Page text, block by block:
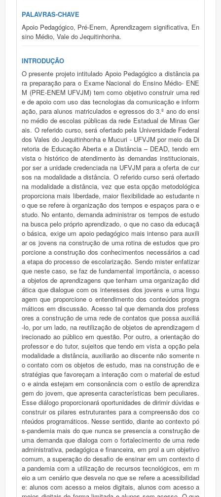
PALAVRAS-CHAVE
Apoio Pedagógico, Pré-Enem, Aprendizagem significativa, En
sino Médio, Vale do Jequitinhonha.
INTRODUÇÃO
O presente projeto intitulado Apoio Pedagógico a distância pa
ra preparação para o Exame Nacional do Ensino Médio- ENE
M (PRE-ENEM UFVJM) tem como objetivo construir uma red
e de apoio com uso das tecnologias da comunicação e inform
ação, para alunos matriculados e egressos do 3.º ano do ensi
no médio de escolas públicas da rede Estadual de Minas Ger
ais. O referido curso, será ofertado pela Universidade Federal
dos Vales do Jequitinhonha e Mucuri - UFVJM por meio da Di
retoria de Educação Aberta e a Distância – DEAD, tendo em
vista o histórico de atendimento às demandas institucionais,
por ser a unidade credenciada na UFVJM para a oferta de cur
sos na modalidade a distância. O referido curso será ofertado
na modalidade a distância, vez que esta opção metodológica
proporciona mais liberdade, maior flexibilidade ao estudante n
o que se refere à organização dos tempos e espaços para o e
studo. No entanto, demanda administrar os tempos de estudo
na busca pelo próprio aprendizado, o que no caso da educaçã
o básica, exige um apoio pedagógico mais intenso para auxili
ar os jovens na construção de uma rotina de estudos que pro
porcione a construção dos conhecimentos necessários a cad
a etapa do processo de escolarização. Sendo mister enfatizar
que neste caso, se faz de fundamental importância, o acesso
a objetos de aprendizagens que tenham uma organização did
ática que dialogue com os interesses dos jovens e uma lingu
agem que proporcione o entendimento dos conteúdos progra
máticos em discussão. Acesso tal que demanda dos profess
ores a construção de uma rede de contatos que possa auxiliá
-lo, por um lado, na reutilização de objetos de aprendizagem d
irecionado ao público em questão. Por outro, a orientação do
professor e do tutor, sujeitos que tendo em vista a opção pela
modalidade a distância, auxiliarão ao discente não somente n
o contato com os objetos de estudo, mas na construção de e
stratégias que favoreçam a interação com o material de estud
o e ainda estejam em consonância com o estilo de aprendiza
gem do jovem, que apresenta características bem peculiares.
Esse diálogo proporcionará oportunidades de dirimir dúvidas e
construir os pilares estruturantes para a compreensão dos co
nteúdos programáticos. Nesse sentido, diante ao contexto pó
s-pandemia mais do que nunca se presencia a construção de
uma demanda que dialoga com o fortalecimento de uma rede
administrativa, pedagógica e financeira, em prol a um objetivo
comum, a superação do desafio de ensinar em um contexto d
a pandemia com a utilização de recursos tecnológicos, em m
eio a um cenário que desvela no que se refere a acessibilidad
e: alunos com acesso a meios digitais, alunos com acesso a